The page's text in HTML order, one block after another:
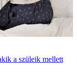
a szüleik mellett